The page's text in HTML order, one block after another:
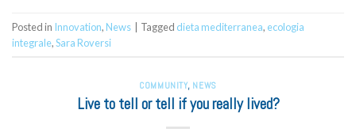
Posted in Innovation, News | Tagged dieta mediterranea, ecologia
integrale,Sara Roversi
COMMUNITY, NEWS
Live to tell or tell if you really lived?